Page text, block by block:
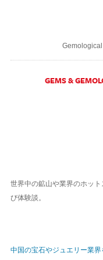
Gemological
GEMS &
世界中の鉱山や業界のホッ
び体験談。
中国の宝石やジュエリー業界